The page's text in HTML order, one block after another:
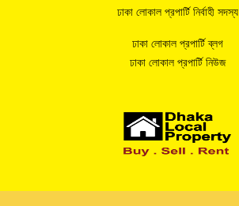
ঢাকা লোকাল প্রপার্টি নির্বাহী সদস্য
ঢাকা লোকাল প্রপার্টি ব্লগ
ঢাকা লোকাল প্রপার্টি নিউজ